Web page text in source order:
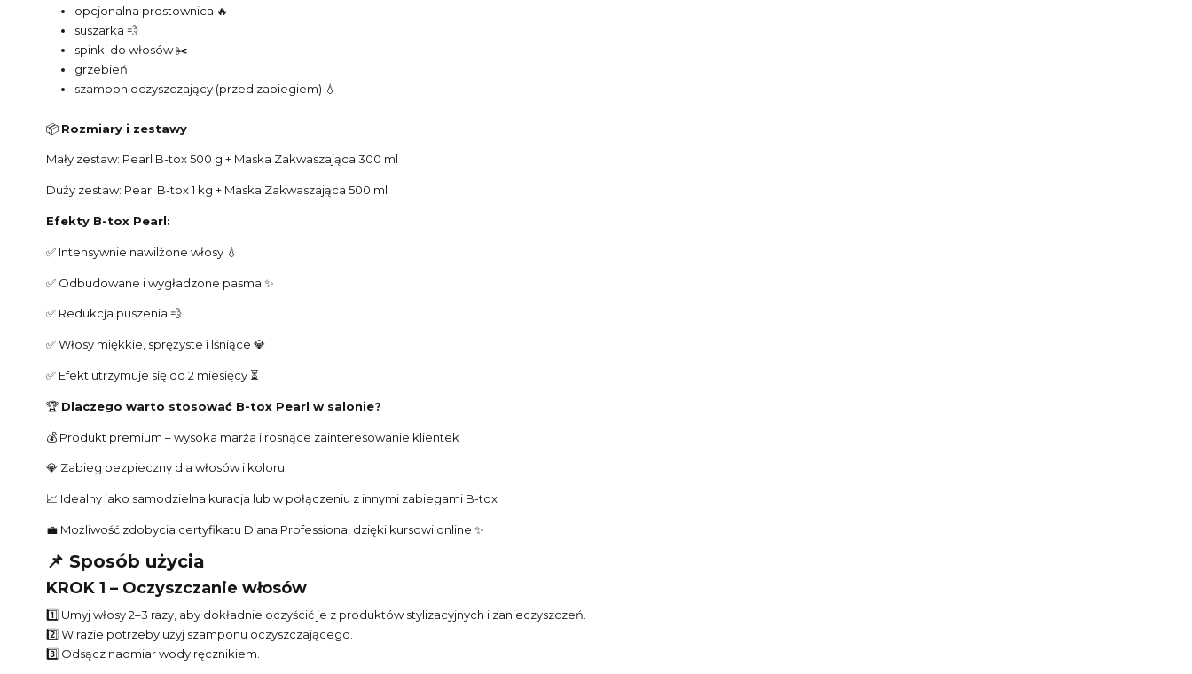
opcjonalna prostownica 🔥
suszarka 💨
spinki do włosów ✂️
grzebień
szampon oczyszczający (przed zabiegiem) 💧
📦 Rozmiary i zestawy
Mały zestaw: Pearl B-tox 500 g + Maska Zakwaszająca 300 ml
Duży zestaw: Pearl B-tox 1 kg + Maska Zakwaszająca 500 ml
Efekty B-tox Pearl:
✅ Intensywnie nawilżone włosy 💧
✅ Odbudowane i wygładzone pasma ✨
✅ Redukcja puszenia 💨
✅ Włosy miękkie, sprężyste i lśniące 💎
✅ Efekt utrzymuje się do 2 miesięcy ⏳
🏆 Dlaczego warto stosować B-tox Pearl w salonie?
💰 Produkt premium – wysoka marża i rosnące zainteresowanie klientek
💎 Zabieg bezpieczny dla włosów i koloru
📈 Idealny jako samodzielna kuracja lub w połączeniu z innymi zabiegami B-tox
💼 Możliwość zdobycia certyfikatu Diana Professional dzięki kursowi online ✨
📌 Sposób użycia
KROK 1 – Oczyszczanie włosów
1️⃣ Umyj włosy 2–3 razy, aby dokładnie oczyścić je z produktów stylizacyjnych i zanieczyszczeń.
2️⃣ W razie potrzeby użyj szamponu oczyszczającego.
3️⃣ Odsącz nadmiar wody ręcznikiem.